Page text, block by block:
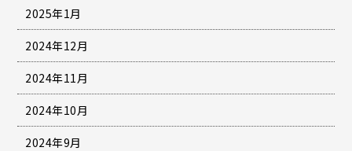
2025年1月
2024年12月
2024年11月
2024年10月
2024年9月